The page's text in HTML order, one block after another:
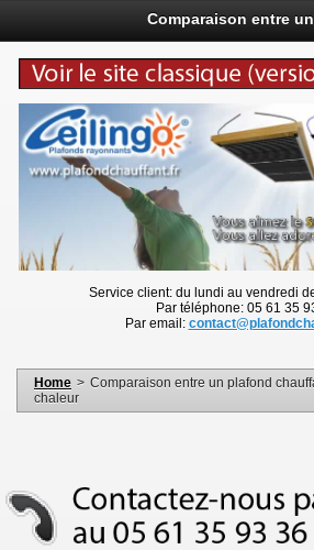
Service client: du lundi au vendredi
Par téléphone: 05 61 35
Par email:
Home > Comparaison entre un plafond
chaleur